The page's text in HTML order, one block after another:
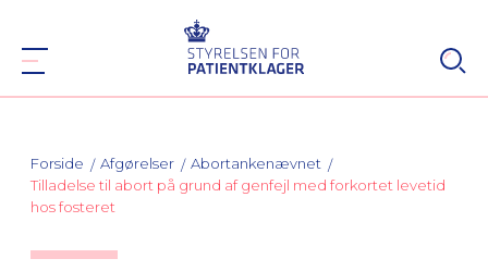
Forside Afgørelser
Abortankenævnet
Tilladelse til abort på grund af genfejl med forkortet levetid
hos fosteret